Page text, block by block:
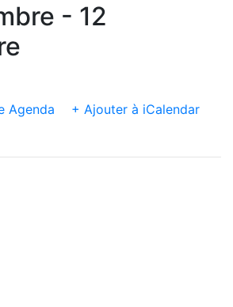
- 12
Agenda + Ajouter à iCalendar